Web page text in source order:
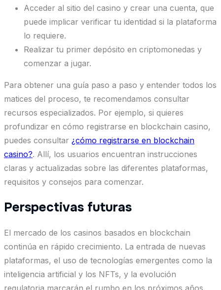
Acceder al sitio del casino y crear una cuenta, que
puede implicar verificar tu identidad si la plataforma
lo requiere.
Realizar tu primer depósito en criptomonedas y
comenzar a jugar.
Para obtener una guía paso a paso y entender todos los
matices del proceso, te recomendamos consultar
recursos especializados. Por ejemplo, si quieres
profundizar en cómo registrarse en blockchain casino,
puedes consultar ¿cómo registrarse en blockchain
casino?. Allí, los usuarios encuentran instrucciones
claras y actualizadas sobre las diferentes plataformas,
requisitos y consejos para comenzar.
Perspectivas futuras
El mercado de los casinos basados en blockchain
continúa en rápido crecimiento. La entrada de nuevas
plataformas, el uso de tecnologías emergentes como la
inteligencia artificial y los NFTs, y la evolución
regulatoria marcarán el rumbo en los próximos años.